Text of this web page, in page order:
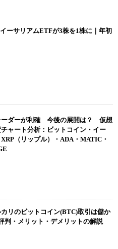
ーサリアムETFが3株を1株に｜年初
ーダーが利確 今後の展開は？ 仮想
ャート分析：ビットコイン・イー
（リップル）・ADA・MATIC・
カリのビットコイン(BTC)取引は儲か
判・メリット・デメリットの解説